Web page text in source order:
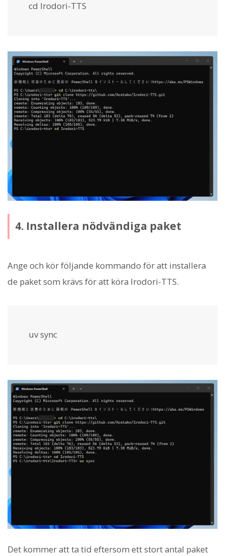
cd Irodori-TTS
4. Installera nödvändiga paket
Ange och kör följande kommando för att installera
de paket som krävs för att köra Irodori-TTS.
uv sync
Det kommer att ta tid eftersom ett stort antal paket